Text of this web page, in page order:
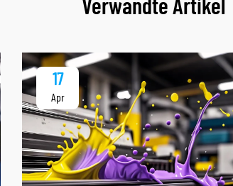
Verwandte Artikel
17
Apr